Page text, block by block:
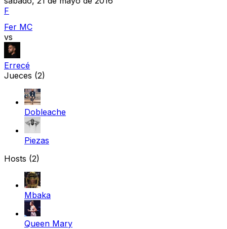
F
Fer MC
vs
Errecé
Jueces (2)
Dobleache
Piezas
Hosts (2)
Mbaka
Queen Mary